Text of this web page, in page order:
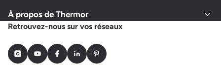
PPC PROVENCE PLOMBERIE CHAUFFAGE
61 RUE MARX DORMOY
Fermé actuellement
À propos de Thermor
Retrouvez-nous sur vos réseaux
InstagramYoutubeFacebookLinkedInPinterest